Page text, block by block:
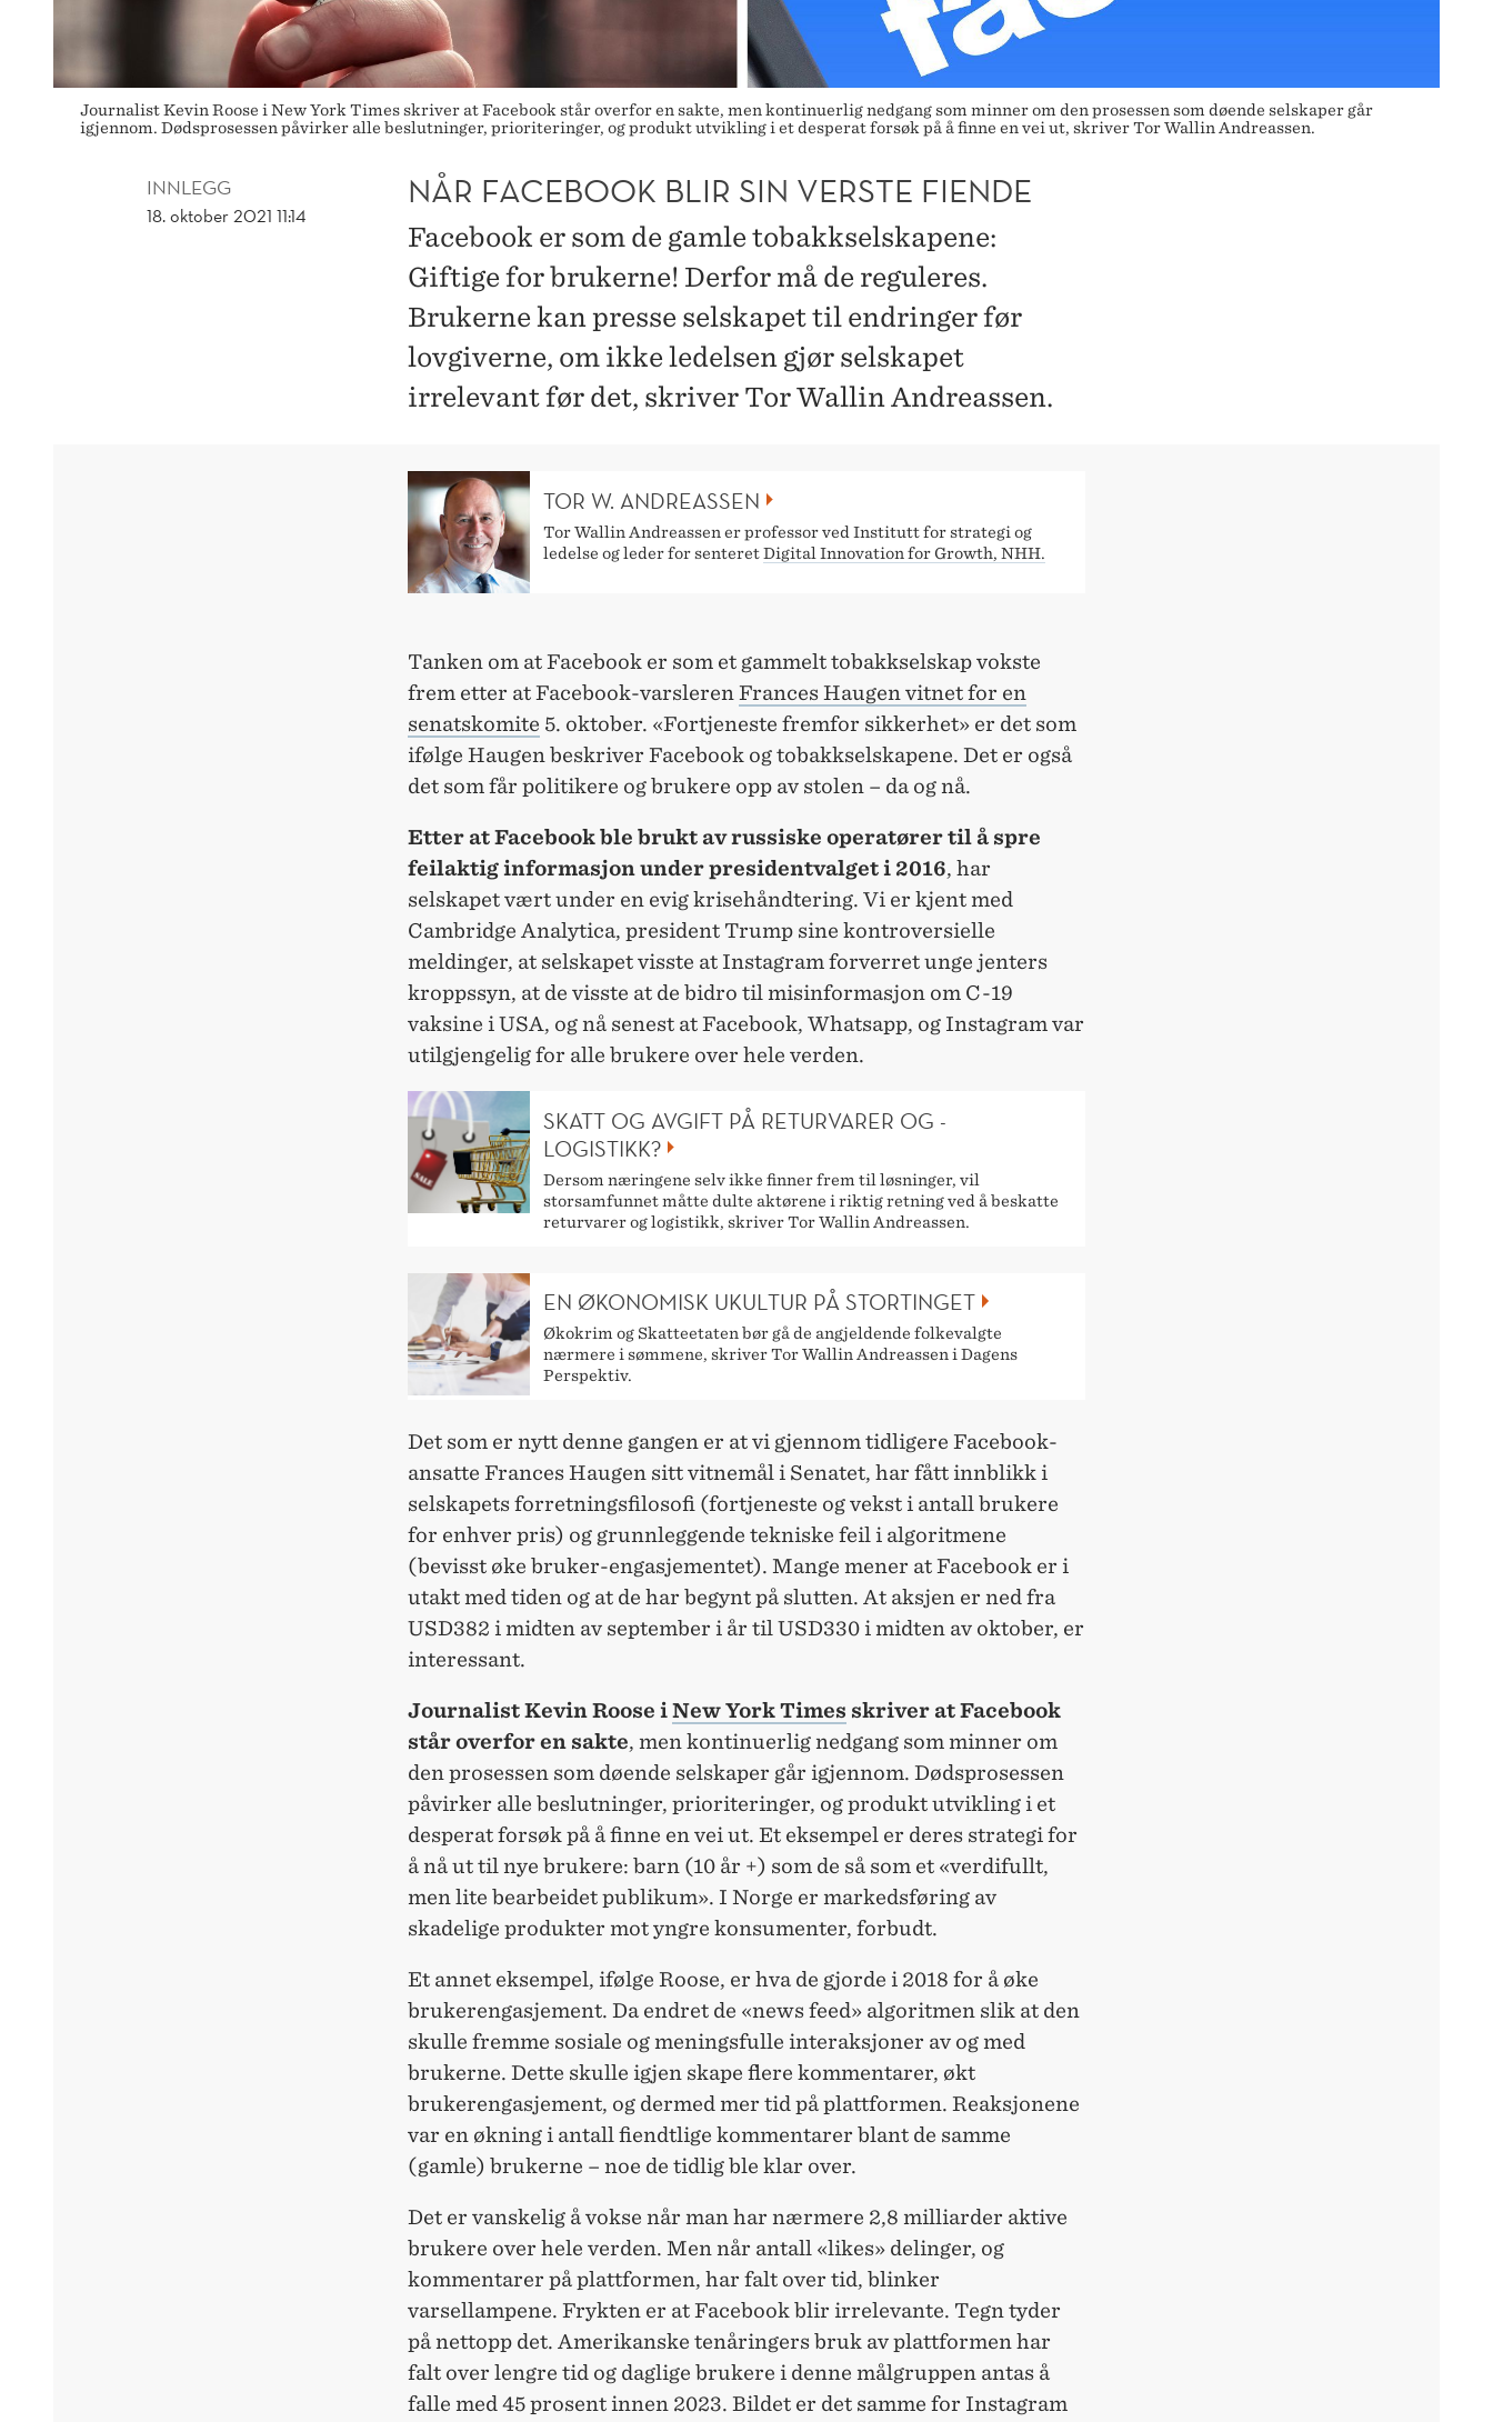
Journalist Kevin Roose i New York Times skriver at Facebook står overfor en sakte, men kontinuerlig nedgang som minner om den prosessen som døende selskaper går
igjennom. Dødsprosessen påvirker alle beslutninger, prioriteringer, og produkt utvikling i et desperat forsøk på å finne en vei ut, skriver Tor Wallin Andreassen.
INNLEGG
18. oktober 2021 11:14
NÅR FACEBOOK BLIR SIN VERSTE FIENDE
Facebook er som de gamle tobakkselskapene:
Giftige for brukerne! Derfor må de reguleres.
Brukerne kan presse selskapet til endringer før
lovgiverne, om ikke ledelsen gjør selskapet
irrelevant før det, skriver Tor Wallin Andreassen.
TOR W. ANDREASSEN
Tor Wallin Andreassen er professor ved Institutt for strategi og
ledelse og leder for senteretDigital Innovation for Growth, NHH.
Tanken om at Facebook er som et gammelt tobakkselskap vokste
frem etter at Facebook-varslerenFrances Haugen vitnet for en
senatskomite 5. oktober. «Fortjeneste fremfor sikkerhet» er det som
ifølge Haugen beskriver Facebook og tobakkselskapene. Det er også
det som får politikere og brukere opp av stolen – da og nå.
Etter at Facebook ble brukt av russiske operatører til å spre
feilaktig informasjon under presidentvalget i 2016, har
selskapet vært under en evig krisehåndtering. Vi er kjent med
Cambridge Analytica, president Trump sine kontroversielle
meldinger, at selskapet visste at Instagram forverret unge jenters
kroppssyn, at de visste at de bidro til misinformasjon om C-19
vaksine i USA, og nå senest at Facebook, Whatsapp, og Instagram var
utilgjengelig for alle brukere over hele verden.
SKATT OG AVGIFT PÅ RETURVARER OG -
LOGISTIKK?
Dersom næringene selv ikke finner frem til løsninger, vil
storsamfunnet måtte dulte aktørene i riktig retning ved å beskatte
returvarer og logistikk, skriver Tor Wallin Andreassen.
EN ØKONOMISK UKULTUR PÅ STORTINGET
Økokrim og Skatteetaten bør gå de angjeldende folkevalgte
nærmere i sømmene, skriver Tor Wallin Andreassen i Dagens
Perspektiv.
Det som er nytt denne gangen er at vi gjennom tidligere Facebook-
ansatte Frances Haugen sitt vitnemål i Senatet, har fått innblikk i
selskapets forretningsfilosofi (fortjeneste og vekst i antall brukere
for enhver pris) og grunnleggende tekniske feil i algoritmene
(bevisst øke bruker-engasjementet). Mange mener at Facebook er i
utakt med tiden og at de har begynt på slutten. At aksjen er ned fra
USD382 i midten av september i år til USD330 i midten av oktober, er
interessant.
Journalist Kevin Roose iNew York Times skriver at Facebook
står overfor en sakte, men kontinuerlig nedgang som minner om
den prosessen som døende selskaper går igjennom. Dødsprosessen
påvirker alle beslutninger, prioriteringer, og produkt utvikling i et
desperat forsøk på å finne en vei ut. Et eksempel er deres strategi for
å nå ut til nye brukere: barn (10 år +) som de så som et «verdifullt,
men lite bearbeidet publikum». I Norge er markedsføring av
skadelige produkter mot yngre konsumenter, forbudt.
Et annet eksempel, ifølge Roose, er hva de gjorde i 2018 for å øke
brukerengasjement. Da endret de «news feed» algoritmen slik at den
skulle fremme sosiale og meningsfulle interaksjoner av og med
brukerne. Dette skulle igjen skape flere kommentarer, økt
brukerengasjement, og dermed mer tid på plattformen. Reaksjonene
var en økning i antall fiendtlige kommentarer blant de samme
(gamle) brukerne – noe de tidlig ble klar over.
Det er vanskelig å vokse når man har nærmere 2,8 milliarder aktive
brukere over hele verden. Men når antall «likes» delinger, og
kommentarer på plattformen, har falt over tid, blinker
varsellampene. Frykten er at Facebook blir irrelevante. Tegn tyder
på nettopp det. Amerikanske tenåringers bruk av plattformen har
falt over lengre tid og daglige brukere i denne målgruppen antas å
falle med 45 prosent innen 2023. Bildet er det samme for Instagram